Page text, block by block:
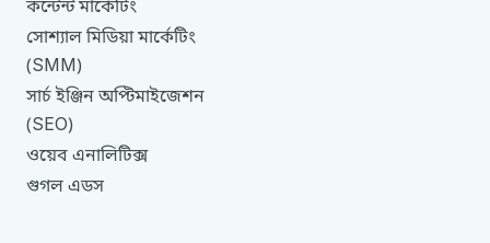
কন্টেন্টমার্কেটিং
সোশ্যালমিডিয়ামার্কেটিং
(SMM)
সার্চইঞ্জিনঅপ্টিমাইজেশন
(SEO)
ওয়েবএনালিটিক্স
গুগলএডস